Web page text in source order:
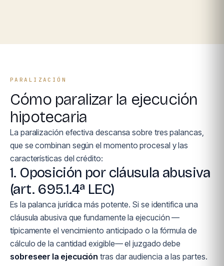
PARALIZACIÓN
Cómo paralizar la ejecución
hipotecaria
La paralización efectiva descansa sobre tres palancas,
que se combinan según el momento procesal y las
características del crédito:
1. Oposición por cláusula abusiva
(art. 695.1.4ª LEC)
Es la palanca jurídica más potente. Si se identifica una
cláusula abusiva que fundamente la ejecución —
típicamente el vencimiento anticipado o la fórmula de
cálculo de la cantidad exigible— el juzgado debe
sobreseer la ejecución tras dar audiencia a las partes.